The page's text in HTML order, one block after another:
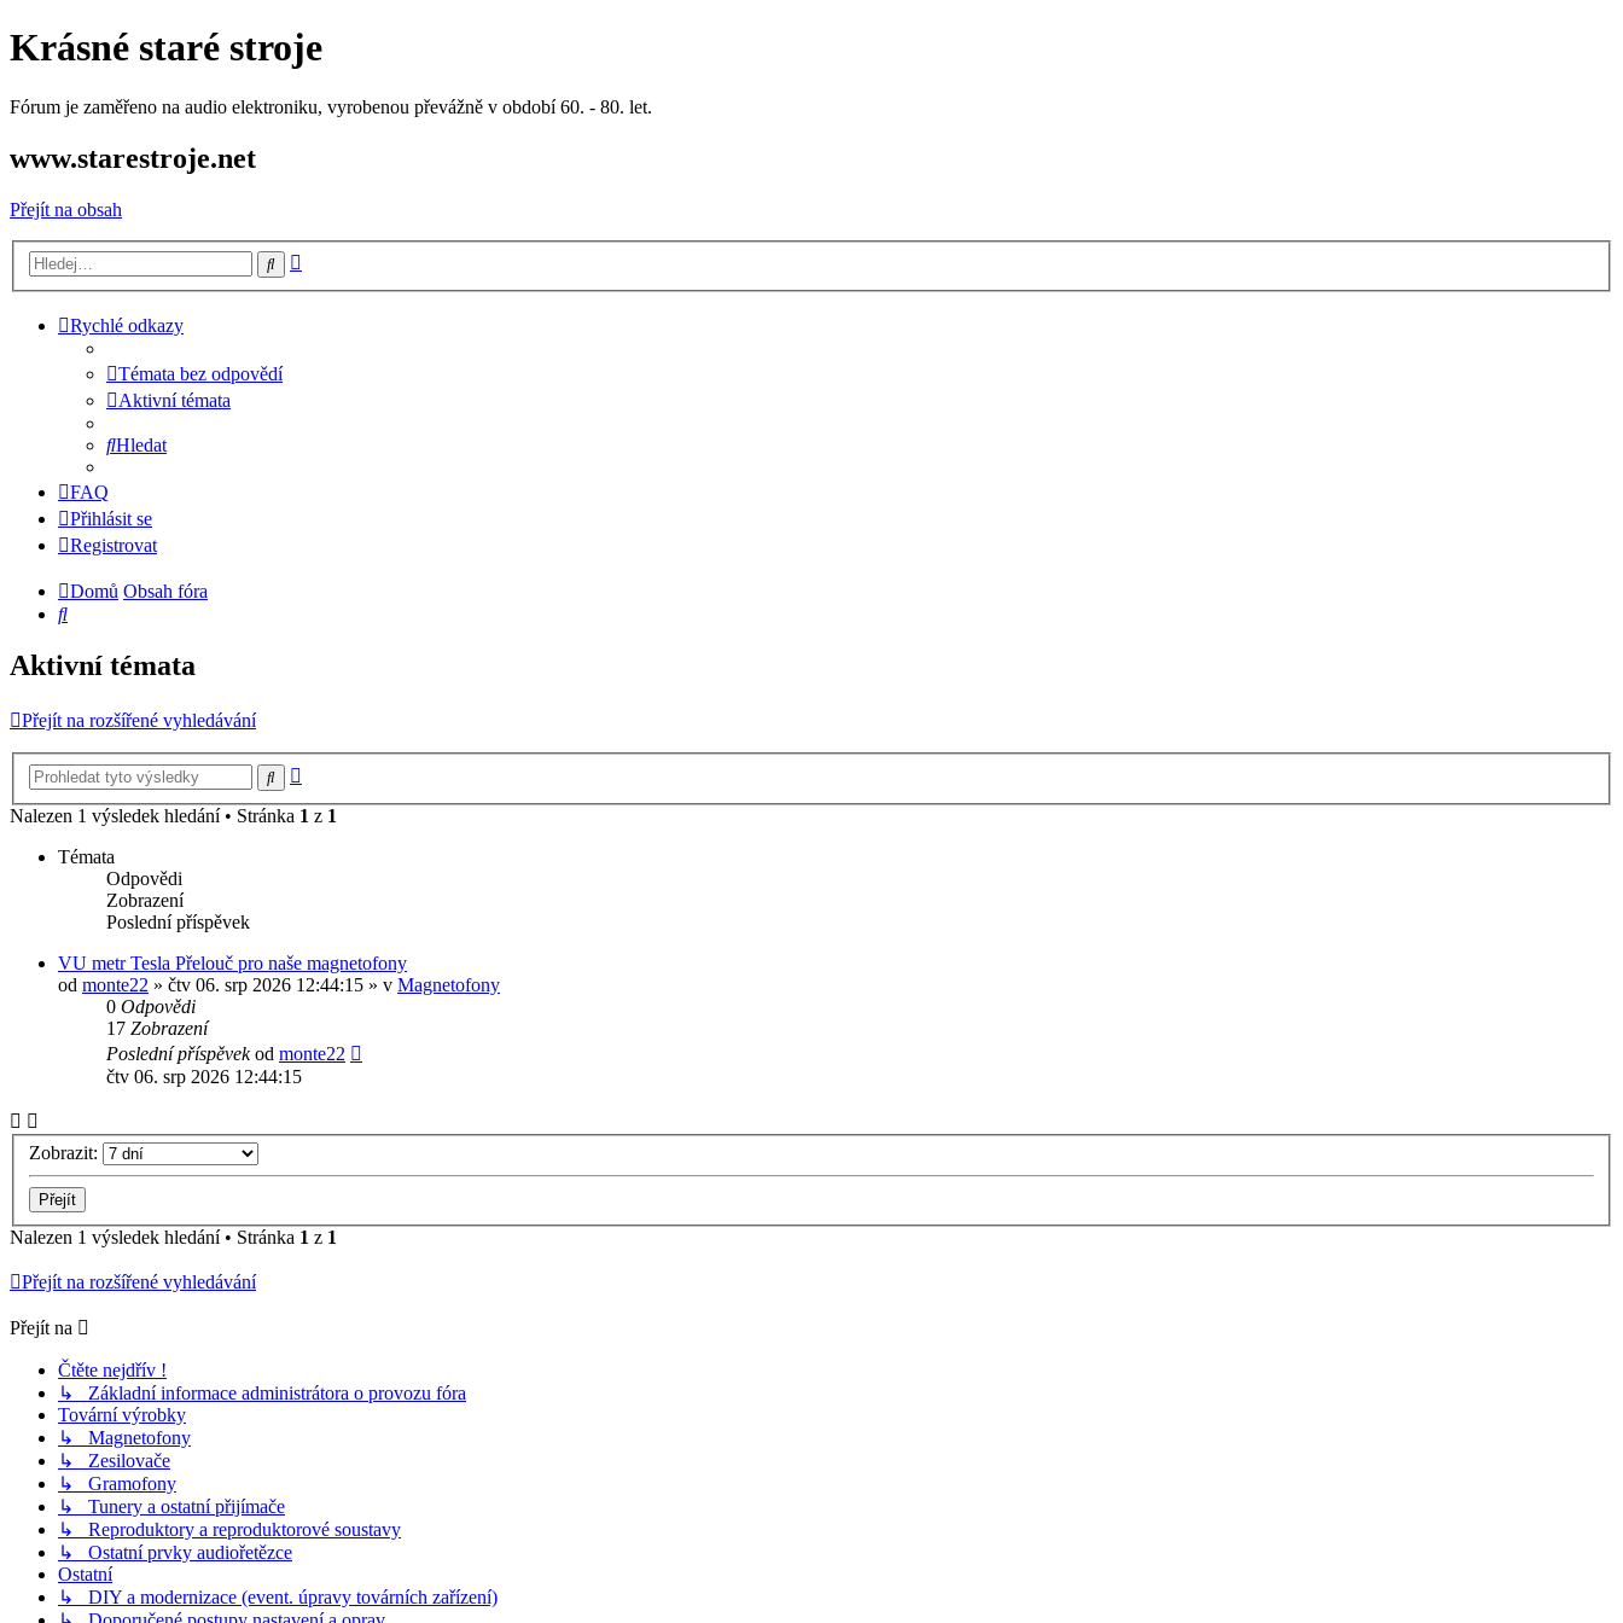
Krásné staré stroje
Fórum je zaměřeno na audio elektroniku, vyrobenou převážně v období 60. - 80. let.
www.starestroje.net
Přejít na obsah
Hledat
Rychlé odkazy
Témata bez odpovědí
Aktivní témata
Hledat
FAQ
Přihlásit se
Registrovat
Domů Obsah fóra
Hledat
Aktivní témata
Přejít na rozšířené vyhledávání
Hledat
Nalezen 1 výsledek hledání • Stránka 1 z 1
Témata
Odpovědi
Zobrazení
Poslední příspěvek
VU metr Tesla Přelouč pro naše magnetofony
od monte22 » čtv 06. srp 2026 12:44:15 » v Magnetofony
0 Odpovědi
17 Zobrazení
Poslední příspěvekod monte22
čtv 06. srp 2026 12:44:15
Zobrazit:
Nalezen 1 výsledek hledání • Stránka 1 z 1
Přejít na rozšířené vyhledávání
Přejít na
Čtěte nejdřív !
↳ Základní informace administrátora o provozu fóra
Tovární výrobky
↳ Magnetofony
↳ Zesilovače
↳ Gramofony
↳ Tunery a ostatní přijímače
↳ Reproduktory a reproduktorové soustavy
↳ Ostatní prvky audiořetězce
Ostatní
↳ DIY a modernizace (event. úpravy továrních zařízení)